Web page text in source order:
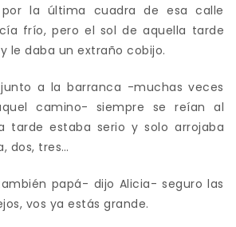
la última cuadra de esa calle
frío, pero el sol de aquella tarde
le daba un extraño cobijo.
a la barranca -muchas veces
camino- siempre se reían al
tarde estaba serio y solo arrojaba
dos, tres…
papá- dijo Alicia- seguro las
vos ya estás grande.